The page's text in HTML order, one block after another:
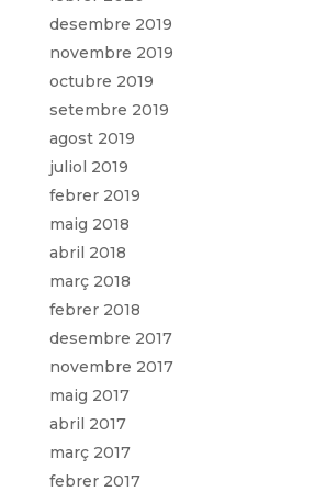
desembre 2019
novembre 2019
octubre 2019
setembre 2019
agost 2019
juliol 2019
febrer 2019
maig 2018
abril 2018
març 2018
febrer 2018
desembre 2017
novembre 2017
maig 2017
abril 2017
març 2017
febrer 2017